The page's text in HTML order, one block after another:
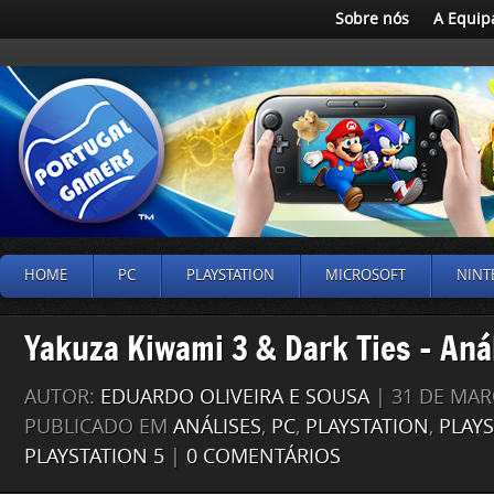
Sobre nós A
HOME PC PLAYSTATION MICROSOFT
Yakuza Kiwami 3 & Dark Ties –
AUTOR: EDUARDO OLIVEIRA E SOUSA| 31 DE
PUBLICADO EM ANÁLISES, PC, PLAYSTATION,
PLAYSTATION 5
0 COMENTÁRIOS